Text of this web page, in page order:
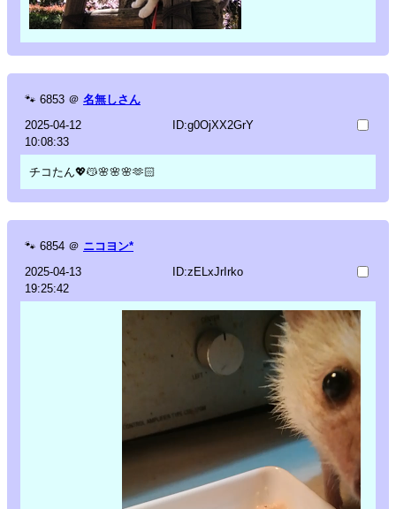
🐾 6853 ＠ 名無しさん
2025-04-12
10:08:33
ID:g0OjXX2GrY
チコたん💖😽🌸🌸🌸🫶🏻
🐾 6854 ＠ ニコヨン*
2025-04-13
19:25:42
ID:zELxJrIrko